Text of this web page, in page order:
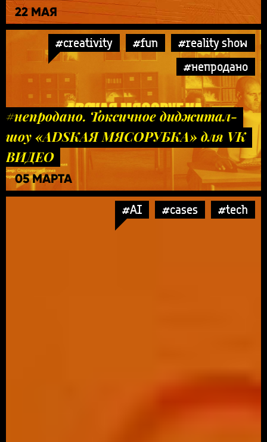
22 МАЯ
#creativity #fun
#reality show
#непродано
#непродано. Токсичное диджитал-
шоу «ADSКАЯ МЯСОРУБКА» для VK
ВИДЕО
05 МАРТА
#AI #cases #tech